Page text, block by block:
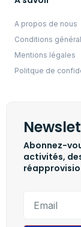
A propos de nous
Conditions
Mentions légales
Politque de
Abonnez-
activités,